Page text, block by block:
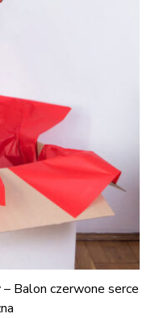
Balon czerwone serce